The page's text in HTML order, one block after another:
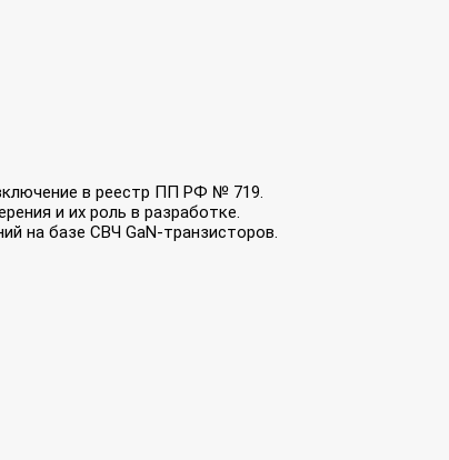
в реестр ПП РФ № 719.
и их роль в разработке.
на базе СВЧ GaN‑транзисторов.